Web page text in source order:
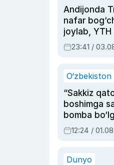
Andijonda
nafar
joylab,
ayolga sud
23:41 /
O‘zbekiston
“Sakkiz
boshimga
bomba
Oripovni
12:24 /
Dunyo